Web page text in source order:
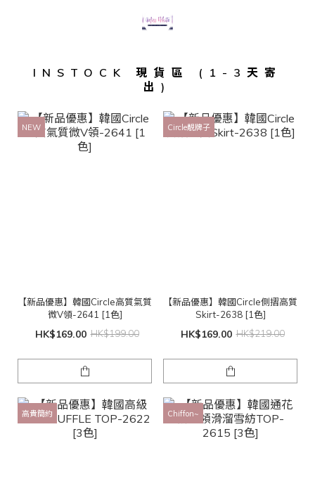
INSTOCK 現貨區 (1-3天寄
出)
NEW
【新品優惠】韓國Circle高質氣質
微V領-2641 [1色]
HK$169.00 HK$199.00
Circle靚牌子
【新品優惠】韓國Circle側摺高質
Skirt-2638 [1色]
HK$169.00 HK$219.00
高貴簡約 Chiffon~